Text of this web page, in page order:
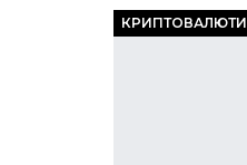
КРИПТОВАЛЮТИ